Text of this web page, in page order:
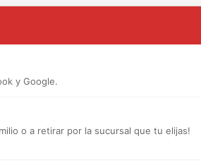
y Google.
o a retirar por la sucursal que tu elijas!